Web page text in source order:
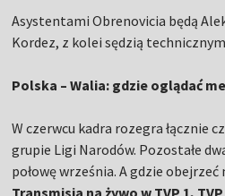
Asystentami Obrenovicia będą
Kordez, z kolei sędzią
Polska – Walia: gdzie oglądać
W czerwcu kadra rozegra łącznie
grupie Ligi Narodów. Pozostałe
połowę września. A gdzie obejrzeć